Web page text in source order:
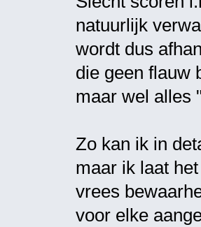
natuurlijk
wordt dus
die geen flauw
maar wel alles
Zo kan ik in
maar ik laat
vrees
voor elke